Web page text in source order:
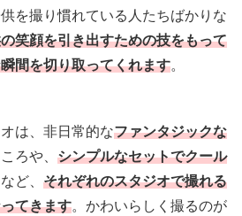
を撮り慣れている人たちばかりな
笑顔を引き出すための技をもって
間を切り取ってくれます。
は、非日常的なファンタジックな
ろや、 シンプルなセットでクール
ど、 それぞれのスタジオで撮れる
てきます。 かわいらしく撮るのが